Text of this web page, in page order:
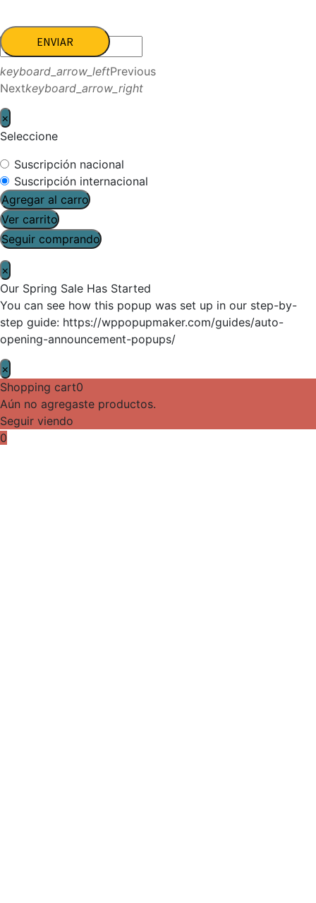
ENVIAR
keyboard_arrow_leftPrevious
Nextkeyboard_arrow_right
×
Seleccione
Suscripción nacional
Suscripción internacional
Agregar al carro
Ver carrito
Seguir comprando
×
Our Spring Sale Has Started
You can see how this popup was set up in our step-by-
step guide: https://wppopupmaker.com/guides/auto-
opening-announcement-popups/
×
Shopping cart0
Aún no agregaste productos.
Seguir viendo
0